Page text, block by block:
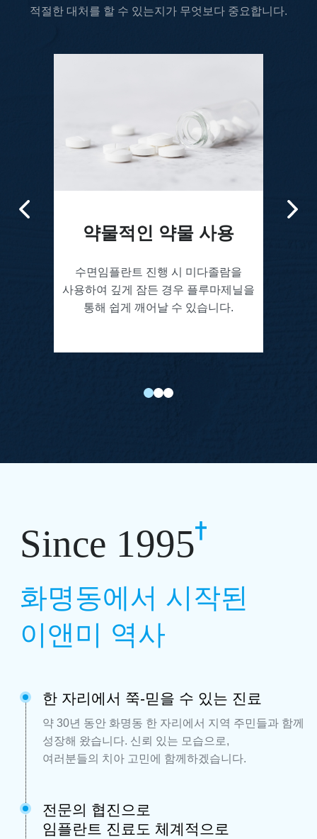
적절한 대처를 할 수 있는지가 무엇보다 중요합니다.
3D 디지털 모니터링
수술 시 생체신호를 측정하는 모니터
장비를 활용하여실시간 환자의 혈압,
맥박수 등을 모니터링 합니다.
Since 1995
화명동에서 시작된
이앤미 역사
한 자리에서 쭉-믿을 수 있는 진료
약 30년 동안 화명동 한 자리에서 지역 주민들과 함께
성장해 왔습니다. 신뢰 있는 모습으로,
여러분들의 치아 고민에 함께하겠습니다.
전문의 협진으로
임플란트 진료도 체계적으로